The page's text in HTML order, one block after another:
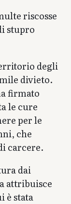
riscosse
stupro
degli
divieto.
firmato
le cure
per le
che
carcere.
dai
attribuisce
è stata